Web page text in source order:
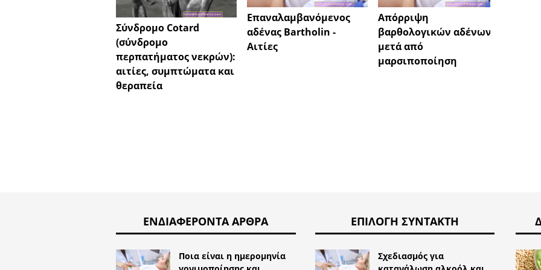
Σύνδρομο Cotard
(σύνδρομο
περπατήματος νεκρών):
αιτίες, συμπτώματα και
θεραπεία
Επαναλαμβανόμενος
αδένας Bartholin -
Αιτίες
Απόρριψη
βαρθολογικών αδένων
μετά από
μαρσιποποίηση
ΕΝΔΙΑΦΈΡΟΝΤΑ ΆΡΘΡΑ
Ποια είναι η ημερομηνία
ΕΠΙΛΟΓΉ ΣΥΝΤΆΚΤΗ
Σχεδιασμός για